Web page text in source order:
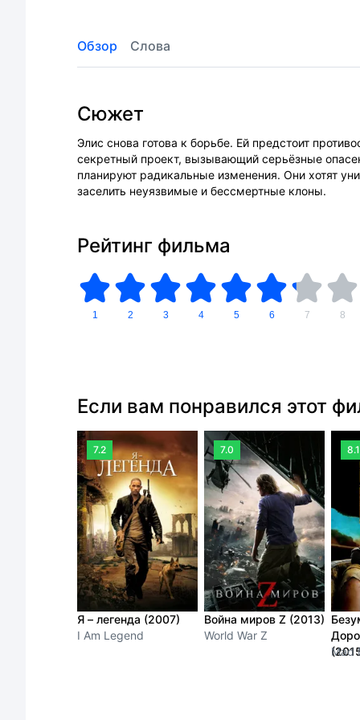
Обзор Слова
Сюжет
Элис снова готова к борьбе. Ей предстоит
секретный проект, вызывающий серьёзные
планируют радикальные изменения. Они хотят
заселить неуязвимые и бессмертные клоны.
Рейтинг фильма
1 2 3 4 5 6 7 8
Если вам понравился этот
7.2
Я – легенда (2007)
I Am Legend
7.0
Война миров Z (2013)
World War Z
8.1
Mad